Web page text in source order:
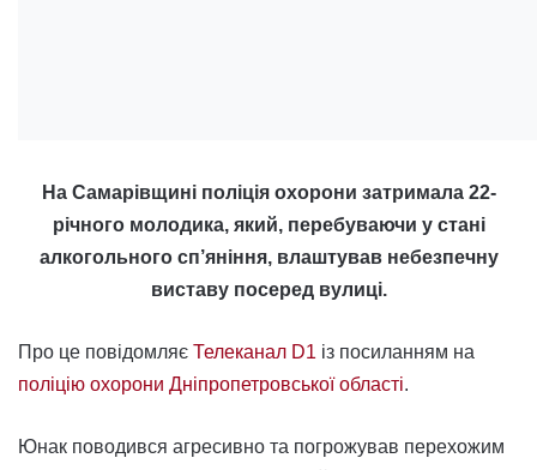
На Самарівщині поліція охорони затримала 22-
річного молодика, який, перебуваючи у стані
алкогольного сп’яніння, влаштував небезпечну
виставу посеред вулиці.
Про це повідомляє Телеканал D1 із посиланням на
поліцію охорони Дніпропетровської області.
Юнак поводився агресивно та погрожував перехожим